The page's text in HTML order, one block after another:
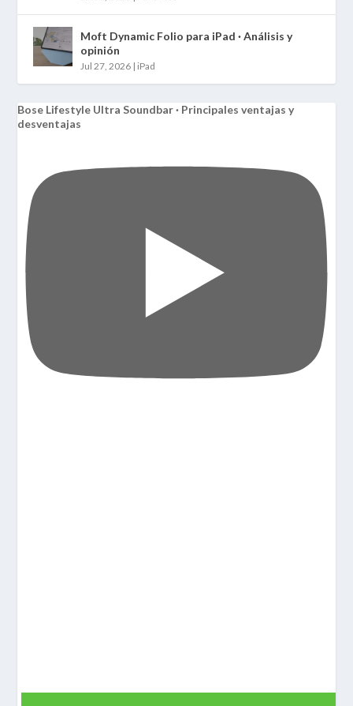
Moft Dynamic Folio para iPad · Análisis y
opinión
Jul 27, 2026 | iPad
Bose Lifestyle Ultra Soundbar · Principales ventajas y
desventajas